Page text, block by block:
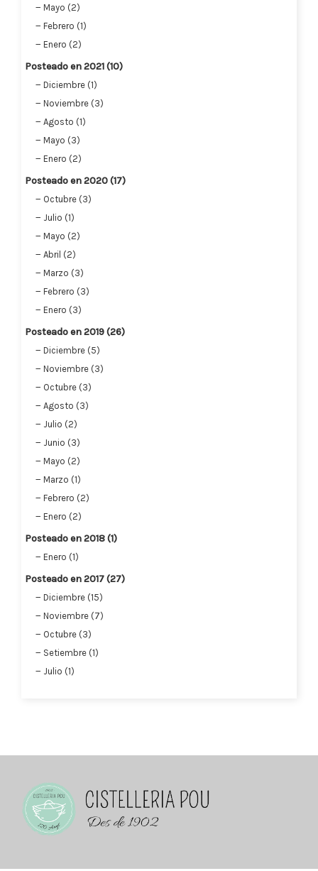
Mayo (2)
Febrero (1)
Enero (2)
Posteado en 2021 (10)
Diciembre (1)
Noviembre (3)
Agosto (1)
Mayo (3)
Enero (2)
Posteado en 2020 (17)
Octubre (3)
Julio (1)
Mayo (2)
Abril (2)
Marzo (3)
Febrero (3)
Enero (3)
Posteado en 2019 (26)
Diciembre (5)
Noviembre (3)
Octubre (3)
Agosto (3)
Julio (2)
Junio (3)
Mayo (2)
Marzo (1)
Febrero (2)
Enero (2)
Posteado en 2018 (1)
Enero (1)
Posteado en 2017 (27)
Diciembre (15)
Noviembre (7)
Octubre (3)
Setiembre (1)
Julio (1)